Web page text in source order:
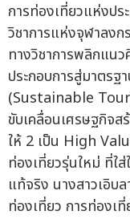
การท่องเที่ยวแห่งป
วิชาการแห่งจุฬาลง
ทางวิชาการพลิกแน
ประกอบการสู่มาตรฐ
(Sustainable
ขับเคลื่อนเศรษฐกิจส
ให้ 2 เป็น High
ท่องเที่ยวรุ่นใหม่ ที่ใ
แท้จริง นางสาวเอิบ
ท่องเที่ยว การท่องเที่